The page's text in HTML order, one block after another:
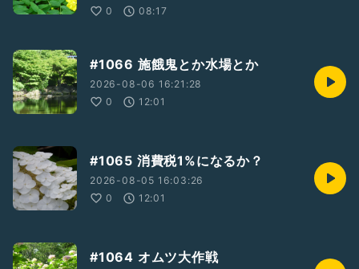
0
08:17
#1066 施餓鬼とか水場とか
2026-08-06 16:21:28
0
12:01
#1065 消費税1%になるか？
2026-08-05 16:03:26
0
12:01
#1064 オムツ大作戦